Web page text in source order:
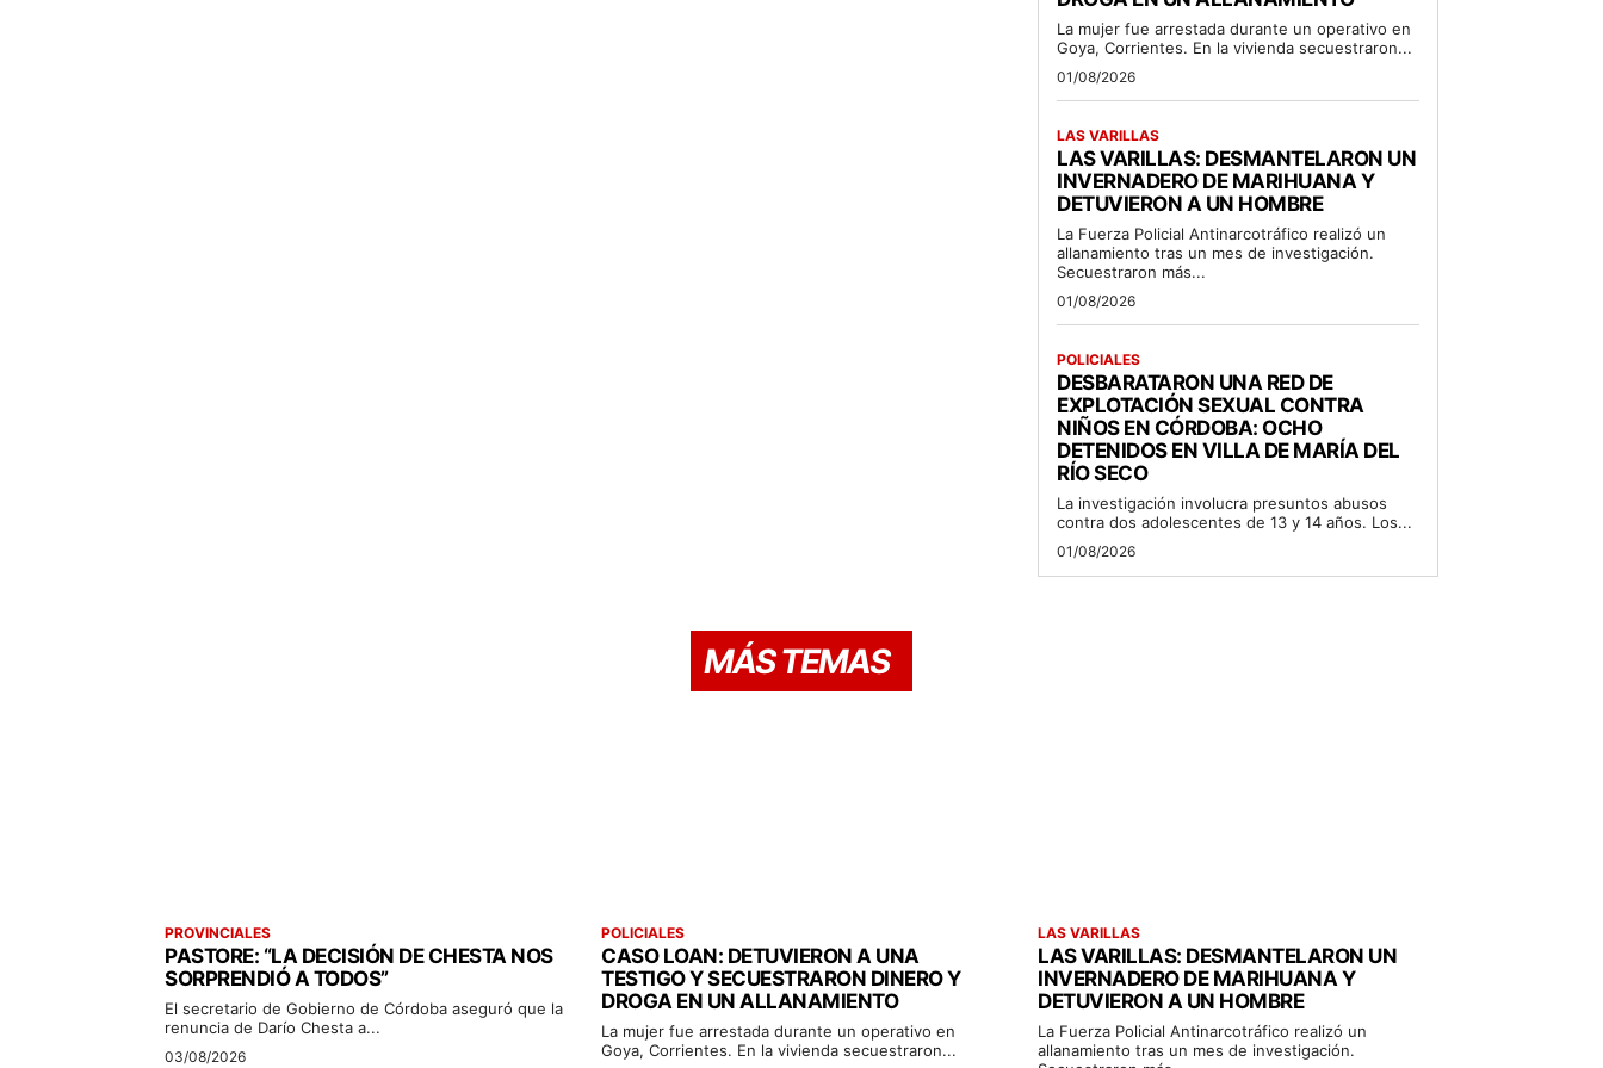
La mujer fue arrestada durante un operativo en
Goya, Corrientes. En la vivienda secuestraron...
01/08/2026
LAS VARILLAS
LAS VARILLAS: DESMANTELARON UN
INVERNADERO DE MARIHUANA Y
DETUVIERON A UN HOMBRE
La Fuerza Policial Antinarcotráfico realizó un
allanamiento tras un mes de investigación.
Secuestraron más...
01/08/2026
POLICIALES
DESBARATARON UNA RED DE
EXPLOTACIÓN SEXUAL CONTRA
NIÑOS EN CÓRDOBA: OCHO
DETENIDOS EN VILLA DE MARÍA DEL
RÍO SECO
La investigación involucra presuntos abusos
contra dos adolescentes de 13 y 14 años. Los...
01/08/2026
MÁS TEMAS
PROVINCIALES
PASTORE: “LA DECISIÓN DE CHESTA NOS
SORPRENDIÓ A TODOS”
El secretario de Gobierno de Córdoba aseguró que la
renuncia de Darío Chesta a...
03/08/2026
POLICIALES
CASO LOAN: DETUVIERON A UNA
TESTIGO Y SECUESTRARON DINERO Y
DROGA EN UN ALLANAMIENTO
La mujer fue arrestada durante un operativo en
Goya, Corrientes. En la vivienda secuestraron...
LAS VARILLAS
LAS VARILLAS: DESMANTELARON UN
INVERNADERO DE MARIHUANA Y
DETUVIERON A UN HOMBRE
La Fuerza Policial Antinarcotráfico realizó un
allanamiento tras un mes de investigación.